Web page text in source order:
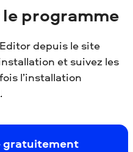
le programme
depuis le site
et suivez les
l’installation
gratuitement